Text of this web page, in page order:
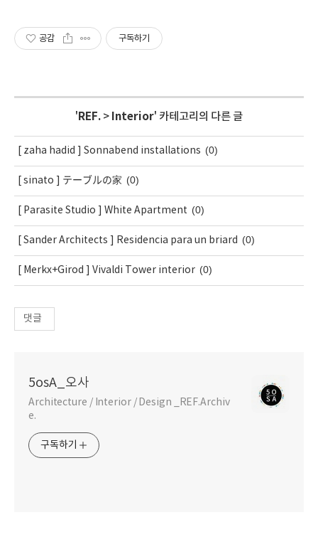
공감 구독하기
' REF. > Interior' 카테고리의 다른 글
[ zaha hadid ] Sonnabend installations (0)
[ sinato ] テーブルの家 (0)
[ Parasite Studio ] White Apartment (0)
[ Sander Architects ] Residencia para un briard (0)
[ Merkx+Girod ] Vivaldi Tower interior (0)
댓글
5osA_오사
Architecture / Interior / Design _REF.Archiv
e.
구독하기